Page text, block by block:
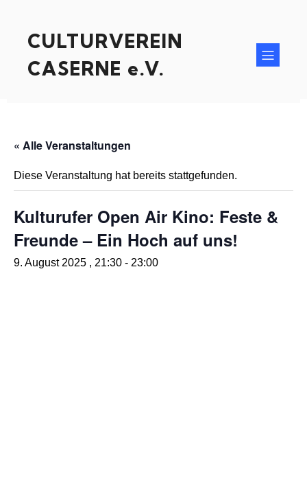
CULTURVEREIN
CASERNE e.V.
« Alle Veranstaltungen
Diese Veranstaltung hat bereits stattgefunden.
Kulturufer Open Air Kino: Feste &
Freunde – Ein Hoch auf uns!
9. August 2025 , 21:30 - 23:00